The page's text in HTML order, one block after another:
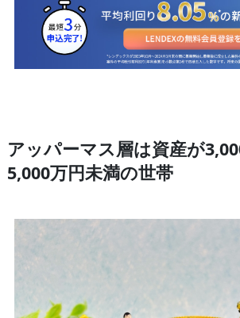
アッパーマス層は資産が
5,000万円未満の世帯